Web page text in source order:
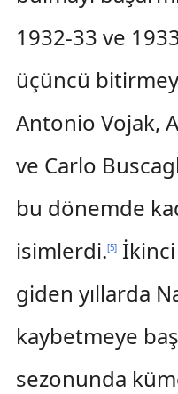
1932-33 ve
üçüncü
Antonio Vojak,
ve Carlo
bu dönemde
isimlerdi.[5]İkinci
giden yıllarda
kaybetmeye
sezonunda